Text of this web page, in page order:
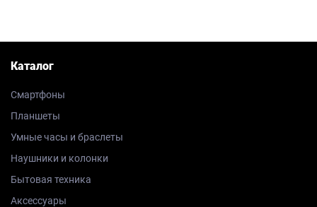
Каталог
Смартфоны
Планшеты
Умные часы и браслеты
Наушники и колонки
Бытовая техника
Аксессуары